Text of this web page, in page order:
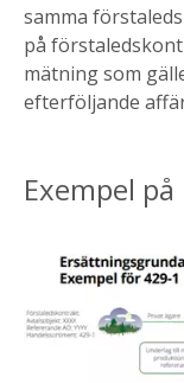
samma
på
mätning som
efterföljande
Exempel